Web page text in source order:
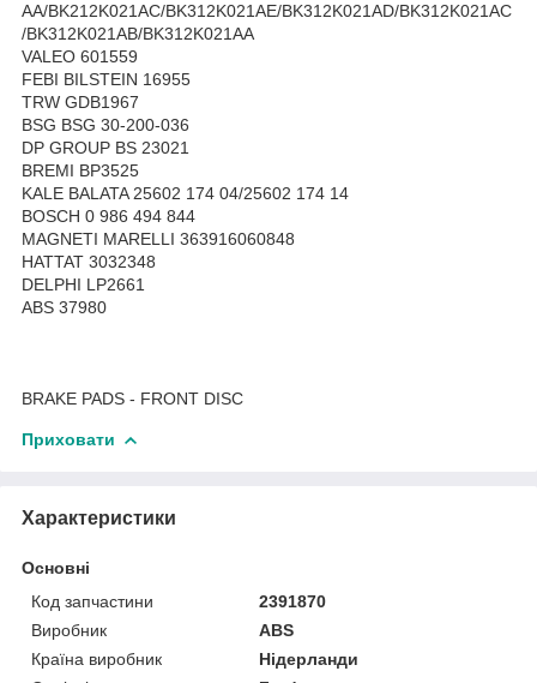
AA/BK212K021AC/BK312K021AE/BK312K021AD/BK312K021AC
/BK312K021AB/BK312K021AA
VALEO 601559
FEBI BILSTEIN 16955
TRW GDB1967
BSG BSG 30-200-036
DP GROUP BS 23021
BREMI BP3525
KALE BALATA 25602 174 04/25602 174 14
BOSCH 0 986 494 844
MAGNETI MARELLI 363916060848
HATTAT 3032348
DELPHI LP2661
ABS 37980
BRAKE PADS - FRONT DISC
Приховати
Характеристики
Основні
Код запчастини
2391870
Виробник
ABS
Країна виробник
Нідерланди